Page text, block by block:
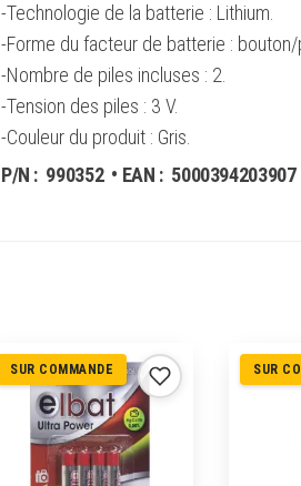
-Technologie de la batterie : Lithium.
-Forme du facteur de batterie : bouton/
-Nombre de piles incluses : 2.
-Tension des piles : 3 V.
-Couleur du produit : Gris.
P/N : 990352 • EAN : 5000394203907
SUR COMMANDE SUR